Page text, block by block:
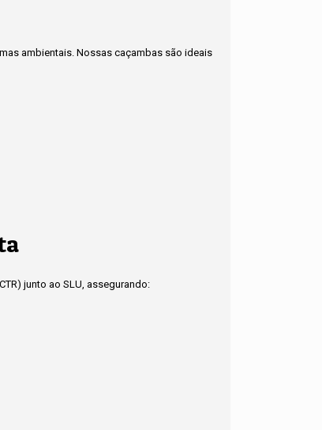
ambientais. Nossas caçambas são ideais
junto ao SLU, assegurando: